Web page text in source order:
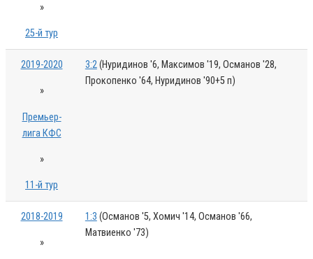
»
25-й тур
2019-2020
»
Премьер-
лига КФС
»
11-й тур
3:2(Нуридинов '6, Максимов '19, Османов '28,
Прокопенко '64, Нуридинов '90+5 п)
2018-2019
»
1:3 (Османов '5, Хомич '14, Османов '66,
Матвиенко '73)